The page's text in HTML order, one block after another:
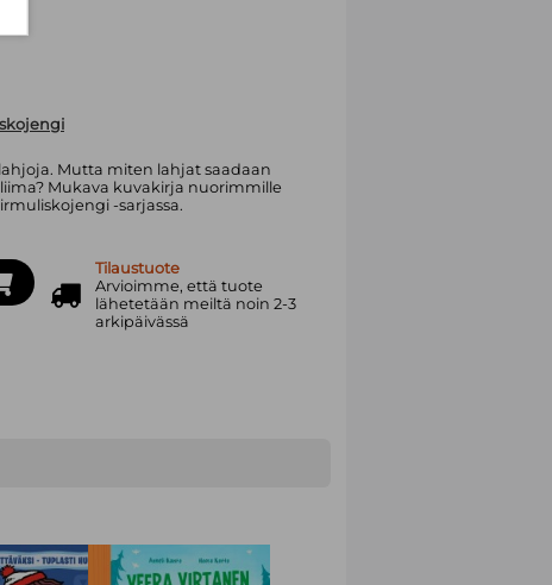
Mutta miten lahjat saadaan
Mukava kuvakirja nuorimmille
-sarjassa.
Tilaustuote
Arvioimme, että tuote
lähetetään meiltä noin 2-3
arkipäivässä